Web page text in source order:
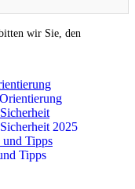
wir Sie, den
2025
Tipps